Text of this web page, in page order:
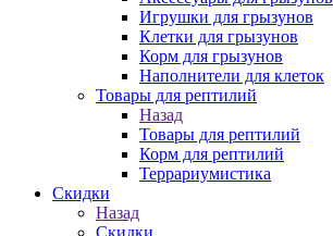
Игрушки для грызунов
Клетки для грызунов
Корм для грызунов
Наполнители для клеток
Товары для рептилий
Назад
Товары для рептилий
Корм для рептилий
Террариумистика
Скидки
Назад
Скидки